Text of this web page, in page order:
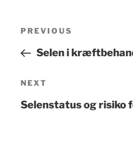
Previous
Post
PREVIOUS
Selen i
Next
Post
NEXT
Selenstatus og